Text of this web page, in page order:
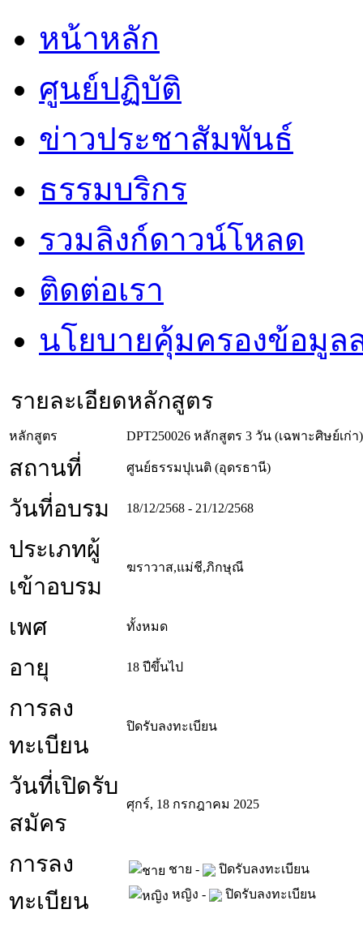
หน้าหลัก
ศูนย์ปฏิบัติ
ข่าวประชาสัมพันธ์
ธรรมบริกร
รวมลิงก์ดาวน์โหลด
ติดต่อเรา
นโยบายคุ้มครองข้อมูล
รายละเอียดหลักสูตร
หลักสูตร DPT250026 หลักสูตร 3 วัน (เฉพาะศิษย์เก่า)
สถานที่ ศูนย์ธรรมปุเนติ (อุดรธานี)
วันที่อบรม 18/12/2568 - 21/12/2568
ประเภทผู้
เข้าอบรม
ฆราวาส,แม่ชี,ภิกษุณี
เพศ ทั้งหมด
อายุ 18 ปีขึ้นไป
การลง
ทะเบียน
ปิดรับลงทะเบียน
วันที่เปิดรับ
สมัคร
ศุกร์, 18 กรกฎาคม 2025
การลง
ทะเบียน
ชาย -
ปิดรับลงทะเบียน
หญิง -
ปิดรับลงทะเบียน